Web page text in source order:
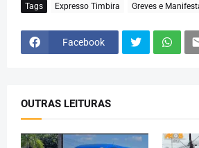
Tags Expresso Timbira Greves e
Facebook
OUTRAS LEITURAS